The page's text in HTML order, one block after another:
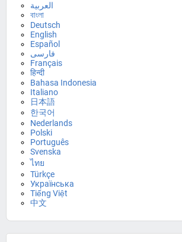
العربية
বাংলা
Deutsch
English
Español
فارسی
Français
हिन्दी
Bahasa Indonesia
Italiano
日本語
한국어
Nederlands
Polski
Português
Svenska
ไทย
Türkçe
Українська
Tiếng Việt
中文